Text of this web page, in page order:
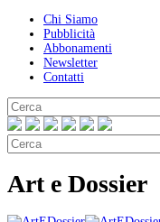
Chi Siamo
Pubblicità
Abbonamenti
Newsletter
Contatti
Art e Dossier